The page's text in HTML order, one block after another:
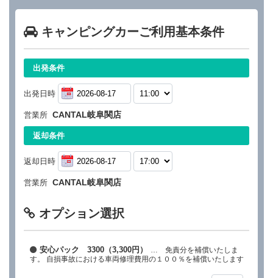
キャンピングカーご利用基本条件
出発条件
出発日時
営業所 CANTAL岐阜関店
返却条件
返却日時
営業所 CANTAL岐阜関店
オプション選択
安心パック 3300（3,300円）
… 免責分を補償いたしま
す。 自損事故における車両修理費用の１００％を補償いたします